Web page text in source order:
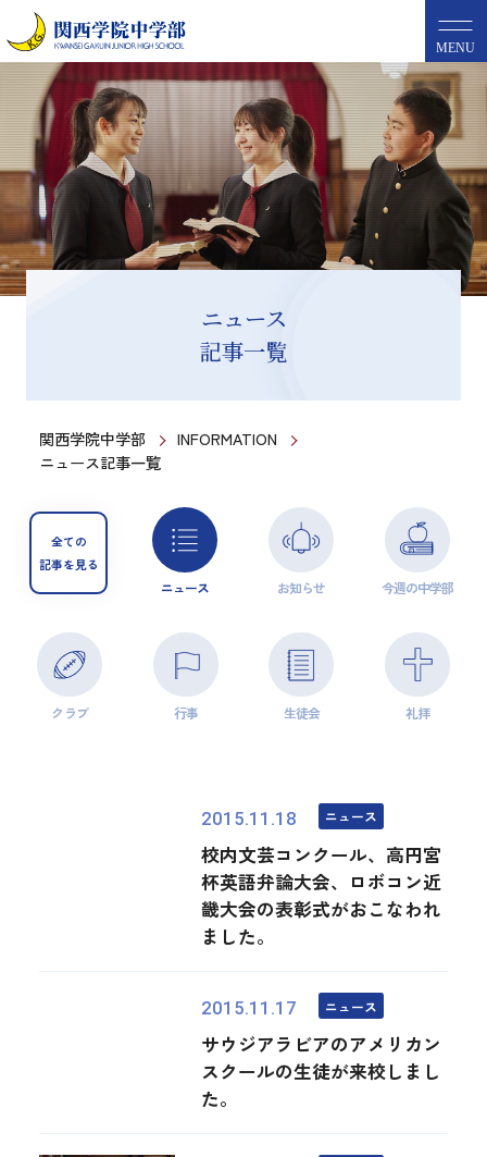
MENU
ニュース
記事一覧
関西学院中学部
INFORMATION
ニュース記事一覧
全ての
記事を見る
ニュース お知らせ 今週の中学部
クラブ 行事 生徒会 礼拝
2015.11.18 ニュース
校内文芸コンクール、高円宮
杯英語弁論大会、ロボコン近
畿大会の表彰式がおこなわれ
ました。
2015.11.17 ニュース
サウジアラビアのアメリカン
スクールの生徒が来校しまし
た。